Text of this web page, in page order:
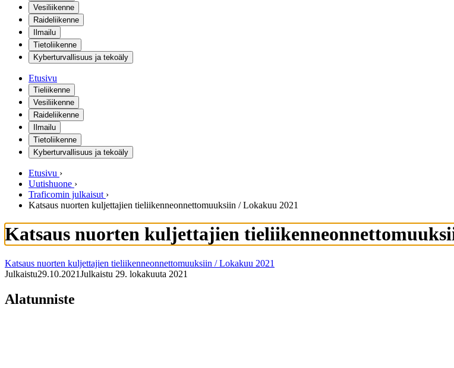
Vesiliikenne
Raideliikenne
Ilmailu
Tietoliikenne
Kyberturvallisuus ja tekoäly
Etusivu
Tieliikenne
Vesiliikenne
Raideliikenne
Ilmailu
Tietoliikenne
Kyberturvallisuus ja tekoäly
Etusivu ›
Uutishuone ›
Traficomin julkaisut ›
Katsaus nuorten kuljettajien tieliikenneonnettomuuksiin / Lokakuu 2021
Katsaus nuorten kuljettajien
Katsaus nuorten kuljettajien tieliikenneonnettomuuksiin / Lokakuu 2021
Julkaistu29.10.2021Julkaistu 29. lokakuuta 2021
Alatunniste